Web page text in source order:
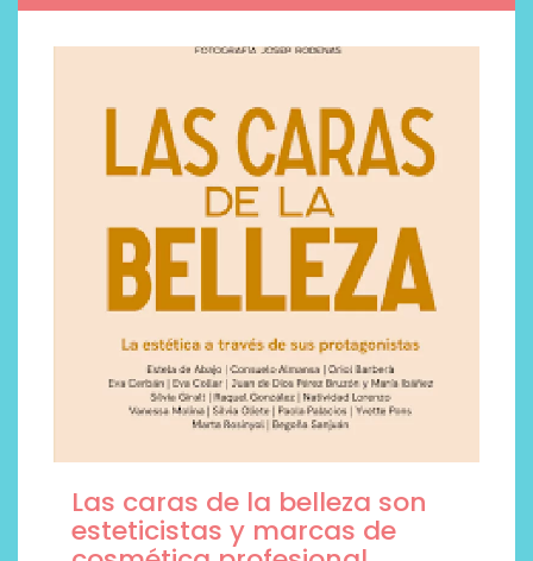
Las caras de la belleza son
esteticistas y marcas de